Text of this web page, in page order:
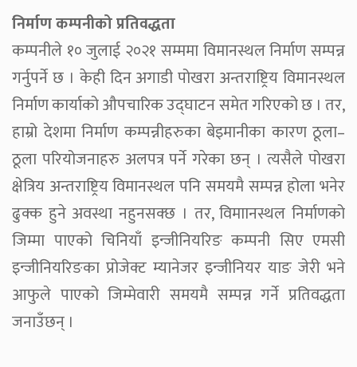
निर्माण कम्पनीको प्रतिवद्धता
कम्पनीले १० जुलाई २०२१ सम्ममा विमानस्थल निर्माण सम्पन्न
गर्नुपर्ने छ । केही दिन अगाडी पोखरा अन्तराष्ट्रिय विमानस्थल
निर्माण कार्याको औपचारिक उद्घाटन समेत गरिएको छ । तर,
हाम्रो देशमा निर्माण कम्पन्नीहरुका बेइमानीका कारण ठूला–
ठूला परियोजनाहरु अलपत्र पर्ने गरेका छन् । त्यसैले पोखरा
क्षेत्रिय अन्तराष्ट्रिय विमानस्थल पनि समयमै सम्पन्न होला भनेर
ढुक्क हुने अवस्था नहुनसक्छ । तर, विमाानस्थल निर्माणको
जिम्मा पाएको चिनियाँ इन्जीनियरिङ कम्पनी सिए एमसी
इन्जीनियरिङका प्रोजेक्ट म्यानेजर इन्जीनियर याङ जेरी भने
आफुले पाएको जिम्मेवारी समयमै सम्पन्न गर्ने प्रतिवद्धता
जनाउँछन् ।